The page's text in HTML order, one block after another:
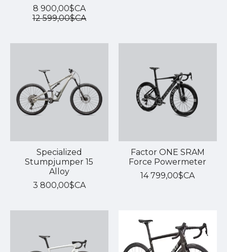
8 900,00$CA
12 599,00$CA
Specialized
Stumpjumper 15
Alloy
3 800,00$CA
Factor ONE SRAM
Force Powermeter
14 799,00$CA